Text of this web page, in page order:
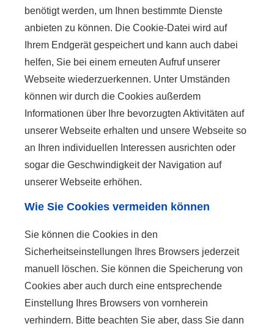
benötigt werden, um Ihnen bestimmte Dienste
anbieten zu können. Die Cookie-Datei wird auf
Ihrem Endgerät gespeichert und kann auch dabei
helfen, Sie bei einem erneuten Aufruf unserer
Webseite wiederzuerkennen. Unter Umständen
können wir durch die Cookies außerdem
Informationen über Ihre bevorzugten Aktivitäten auf
unserer Webseite erhalten und unsere Webseite so
an Ihren individuellen Interessen ausrichten oder
sogar die Geschwindigkeit der Navigation auf
unserer Webseite erhöhen.
Wie Sie Cookies vermeiden können
Sie können die Cookies in den
Sicherheitseinstellungen Ihres Browsers jederzeit
manuell löschen. Sie können die Speicherung von
Cookies aber auch durch eine entsprechende
Einstellung Ihres Browsers von vornherein
verhindern. Bitte beachten Sie aber, dass Sie dann